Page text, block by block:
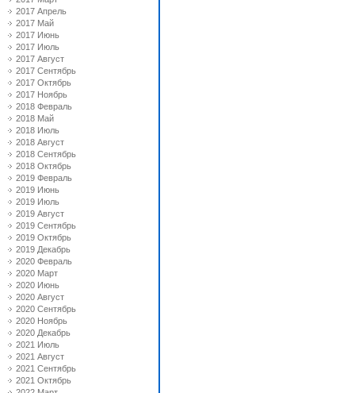
2017 Апрель
2017 Май
2017 Июнь
2017 Июль
2017 Август
2017 Сентябрь
2017 Октябрь
2017 Ноябрь
2018 Февраль
2018 Май
2018 Июль
2018 Август
2018 Сентябрь
2018 Октябрь
2019 Февраль
2019 Июнь
2019 Июль
2019 Август
2019 Сентябрь
2019 Октябрь
2019 Декабрь
2020 Февраль
2020 Март
2020 Июнь
2020 Август
2020 Сентябрь
2020 Ноябрь
2020 Декабрь
2021 Июль
2021 Август
2021 Сентябрь
2021 Октябрь